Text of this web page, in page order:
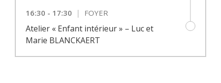
16:30 - 17:30 | FOYER
Atelier « Enfant intérieur » – Luc et
Marie BLANCKAERT